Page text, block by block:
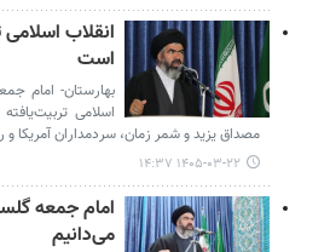
انقلاب
است
بهارستان- امام
اسلامی
مصداق یزید و شمر زمان، سردمداران آمریکا
۱۴۰۵-۰۳-۲۲ ۱۴:۳۷
امام جمعه
می‌دانیم